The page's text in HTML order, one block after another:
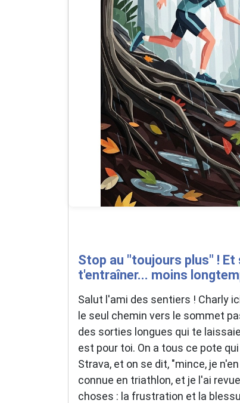
Stop au "toujours plus" !
t'entraîner... moins
Salut l'ami des sentiers ! Charly
le seul chemin vers le sommet
des sorties longues qui te
est pour toi. On a tous ce pote
Strava, et on se dit, "mince, je
connue en triathlon, et je l'ai
choses : la frustration et la